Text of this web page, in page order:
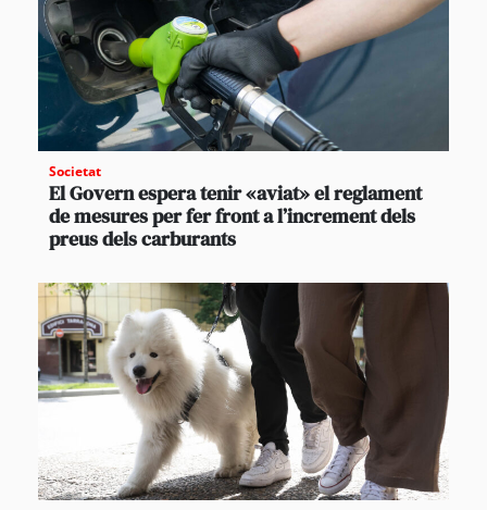
Societat
El Govern espera tenir «aviat» el reglament
de mesures per fer front a l’increment dels
preus dels carburants